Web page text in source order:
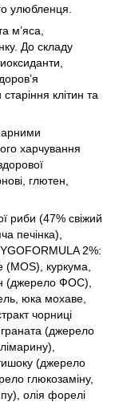
улюбленця.
м’яса,
До складу
клітин та
харчування
глютен,
риби (47% свіжий
печінка),
2%:
(MOS), куркума,
(джерело ФОС),
юка мохаве,
чорниці
граната (джерело
(джерело
глюкозаміну,
олія форелі